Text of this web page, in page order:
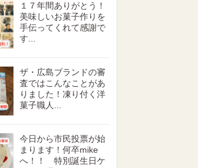
１７年間ありがとう！
美味しいお菓子作りを
手伝ってくれて感謝で
す...
ザ・広島ブランドの審
査ではこんなことがあ
りました！凍り付く洋
菓子職人...
今日から市民投票が始
まります！何卒mike
へ！！ 特別誕生日ケ